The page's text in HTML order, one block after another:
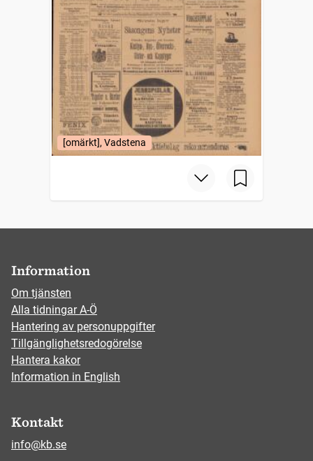
[omärkt], Vadstena
Information
Om tjänsten
Alla tidningar A-Ö
Hantering av personuppgifter
Tillgänglighetsredogörelse
Hantera kakor
Information in English
Kontakt
info@kb.se